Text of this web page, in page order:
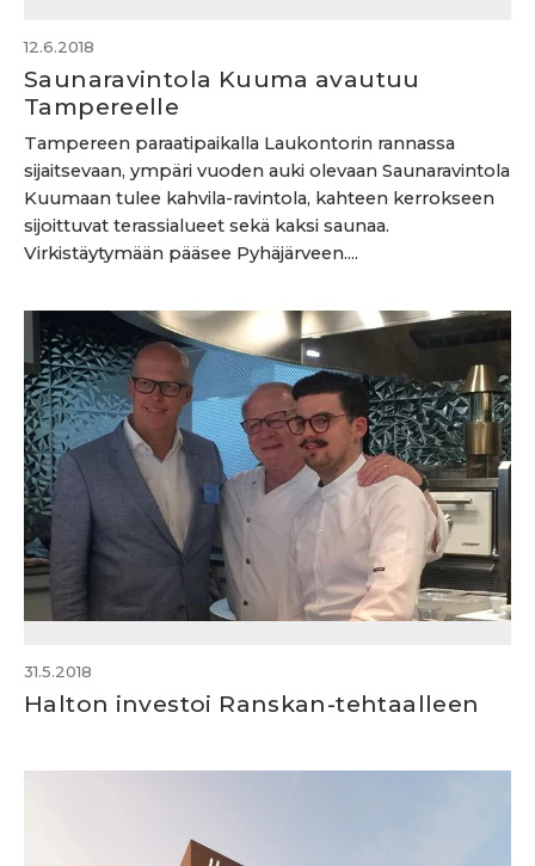
12.6.2018
Saunaravintola Kuuma avautuu
Tampereelle
Tampereen paraatipaikalla Laukontorin rannassa
sijaitsevaan, ympäri vuoden auki olevaan Saunaravintola
Kuumaan tulee kahvila-ravintola, kahteen kerrokseen
sijoittuvat terassialueet sekä kaksi saunaa.
Virkistäytymään pääsee Pyhäjärveen....
31.5.2018
Halton investoi Ranskan-tehtaalleen